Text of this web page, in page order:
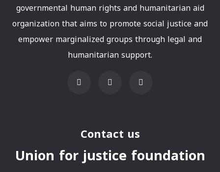
governmental human rights and humanitarian aid
organization that aims to promote social justice and
empower marginalized groups through legal and
humanitarian support.
Contact us
Union for justice foundation